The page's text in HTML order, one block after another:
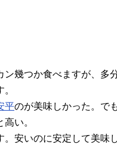
ン幾つか食べますが、多
平のが美味しかった。で
い。
。安いのに安定して美味